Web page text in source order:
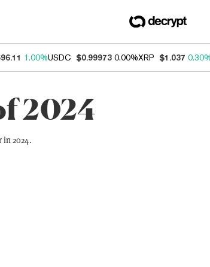
1.00%USDC $0.99973 0.00%XRP $1.037
2024
in 2024.